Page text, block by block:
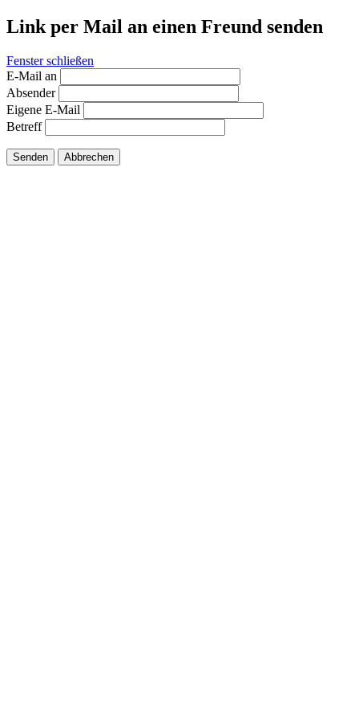
Link per Mail an einen Freund senden
Fenster schließen
E-Mail an
Absender
Eigene E-Mail
Betreff
Senden Abbrechen